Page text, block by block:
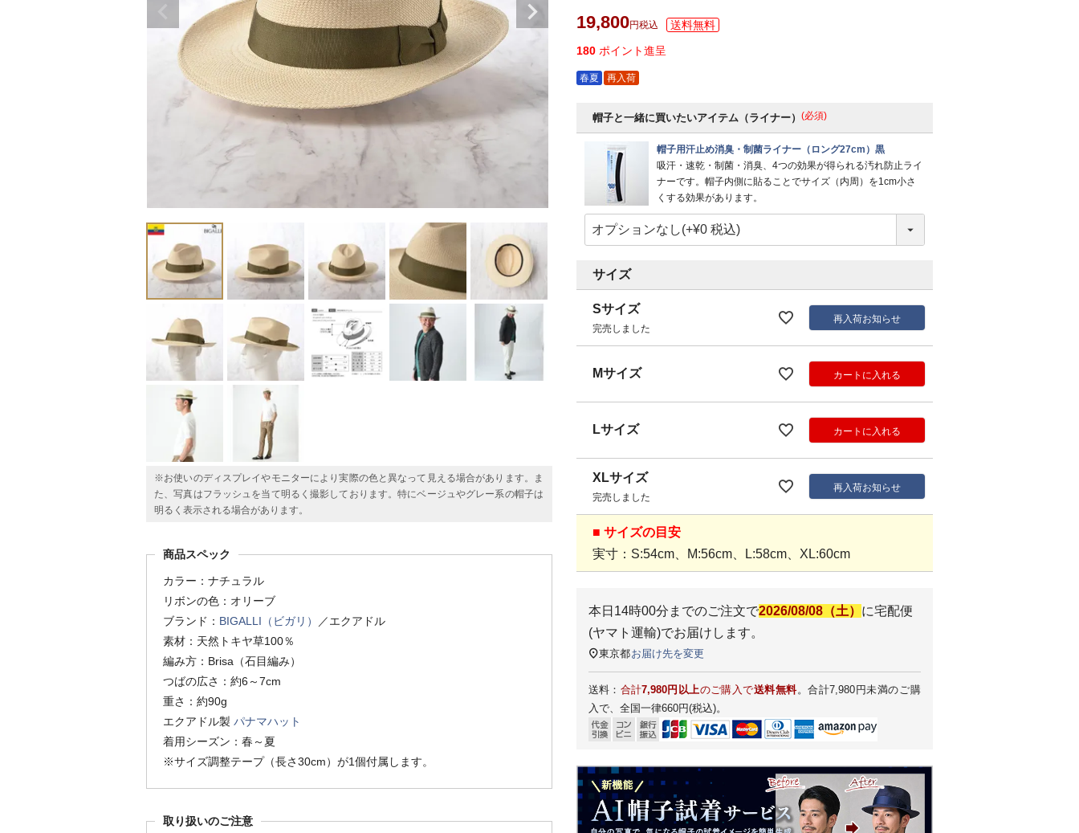
※お使いのディスプレイやモニターにより実際の色と異なって見える場合があります。ま
た、写真はフラッシュを当て明るく撮影しております。特にベージュやグレー系の帽子は
明るく表示される場合があります。
商品スペック
カラー：ナチュラル
リボンの色：オリーブ
ブランド： BIGALLI（ビガリ）
／エクアドル
素材：天然トキヤ草100％
編み方：Brisa（石目編み）
つばの広さ：約6～7cm
重さ：約90g
エクアドル製 パナマハット
着用シーズン：春～夏
※サイズ調整テープ（長さ30cm）が1個付属します。
取り扱いのご注意
19,800 税込
180 ポイント進呈
春夏 再入荷
帽子と一緒に買いたいアイテム（ライナー） (必須)
帽子用汗止め消臭・制菌ライナー（ロング27cm）黒
吸汗・速乾・制菌・消臭、4つの効果が得られる汚れ防止ライ
ナーです。帽子内側に貼ることでサイズ（内周）を1cm小さ
くする効果があります。
サイズ
Sサイズ
完売しました
再入荷お知らせ
Mサイズ カートに入れる
Lサイズ カートに入れる
XLサイズ
完売しました
再入荷お知らせ
■ サイズの目安
実寸：S:54cm、M:56cm、L:58cm、XL:60cm
本日 14時00分 までのご注文で2026/08/08（土） に宅配便
(ヤマト運輸)でお届けします。
東京都お届け先を変更
送料： 合計7,980円以上のご購入で送料無料。合計7,980円未満のご購
入で、全国一律660円(税込)。